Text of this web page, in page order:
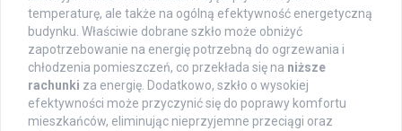
temperaturę, ale także na ogólną efektywność energetyczną
budynku. Właściwie dobrane szkło może obniżyć
zapotrzebowanie na energię potrzebną do ogrzewania i
chłodzenia pomieszczeń, co przekłada się na niższe
rachunki za energię. Dodatkowo, szkło o wysokiej
efektywności może przyczynić się do poprawy komfortu
mieszkańców, eliminując nieprzyjemne przeciągi oraz